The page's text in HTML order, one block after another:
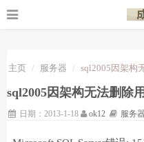
主页 服务器 sql2005因架构
sql2005因架构无法删除
日期：2013-1-18 ok12 服务器